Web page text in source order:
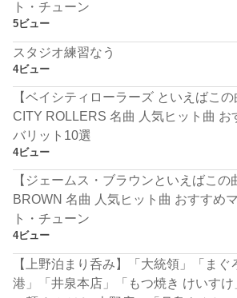
ト・チューン
5ビュー
スタジオ練習なう
4ビュー
【ベイシティローラーズ といえばこ
CITY ROLLERS 名曲 人気ヒット曲 お
バリット10選
4ビュー
【ジェームス・ブラウンといえばこ
BROWN 名曲 人気ヒット曲 おすすめ
ト・チューン
4ビュー
【上野泊まり呑み】「大統領」「まぐ
港」「井泉本店」「もつ焼き けいす